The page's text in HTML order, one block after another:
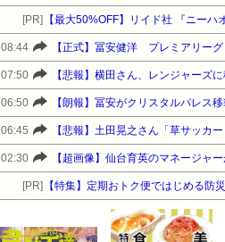
[PR] 【最大50%OFF】リイド社 『ニー
08:44 【正式】冨安健洋 プレミアリー
07:50 【悲報】横田さん、レンジャーズ
06:50 【朗報】冨安がクリスタルパレス
06:45 【悲報】土田晃之さん「草サッ
02:30 【超画像】仙台育英のマネージャ
[PR] 【特集】定期おトク便ではじめる防